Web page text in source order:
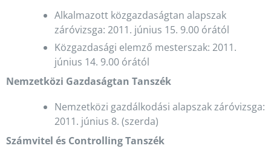
Alkalmazott közgazdaságtan alapszak
záróvizsga: 2011. június 15. 9.00 órától
Közgazdasági elemző mesterszak: 2011.
június 14. 9.00 órától
Nemzetközi Gazdaságtan Tanszék
Nemzetközi gazdálkodási alapszak záróvizsga:
2011. június 8. (szerda)
Számvitel és Controlling Tanszék